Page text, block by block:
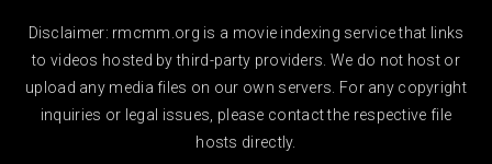
Disclaimer: rmcmm.org is a movie indexing service that links
to videos hosted by third-party providers. We do not host or
upload any media files on our own servers. For any copyright
inquiries or legal issues, please contact the respective file
hosts directly.